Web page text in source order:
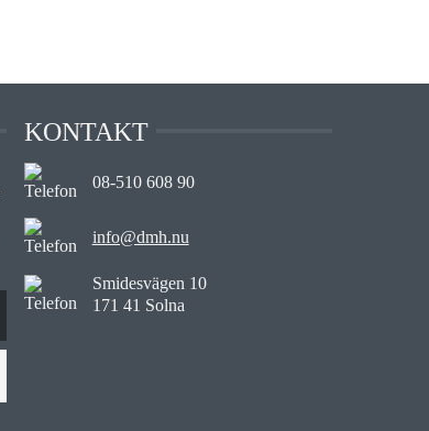
KONTAKT
08-510 608 90
info@dmh.nu
Smidesvägen 10
171 41 Solna